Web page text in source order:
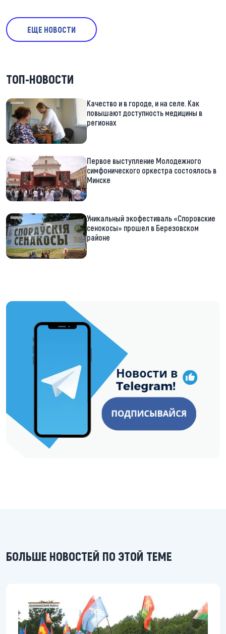
ЕЩЕ НОВОСТИ
ТОП-НОВОСТИ
Качество и в городе, и на селе. Как
повышают доступность медицины в
регионах
Первое выступление Молодежного
симфонического оркестра состоялось в
Минске
Уникальный экофестиваль «Споровские
сенокосы» прошел в Березовском
районе
https://t.me/minskctvby
БОЛЬШЕ НОВОСТЕЙ ПО ЭТОЙ ТЕМЕ